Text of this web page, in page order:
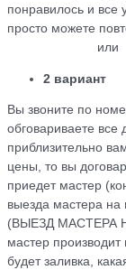
понравилось и все
просто можете
или
2 вариант
Вы звоните по
обговариваете все
приблизительно
цены, то вы
приедет мастер
выезда мастера на
(ВЫЕЗД МАСТЕРА
мастер
будет заливка,